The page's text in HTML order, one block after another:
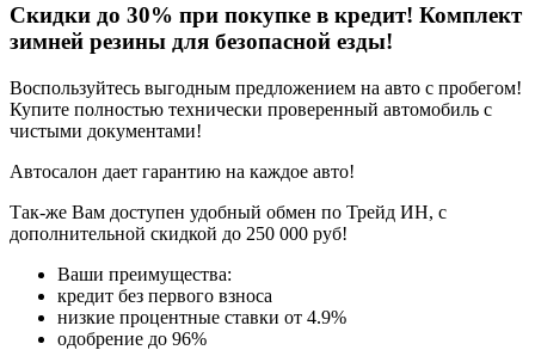
Скидки до 30% при покупке в кредит! Комплект
зимней резины для безопасной езды!
Воспользуйтесь выгодным предложением на авто с пробегом!
Купите полностью технически проверенный автомобиль с
чистыми документами!
Автосалон дает гарантию на каждое авто!
Так-же Вам доступен удобный обмен по Трейд ИН, с
дополнительной скидкой до 250 000 руб!
Ваши преимущества:
кредит без первого взноса
низкие процентные ставки от 4.9%
одобрение до 96%